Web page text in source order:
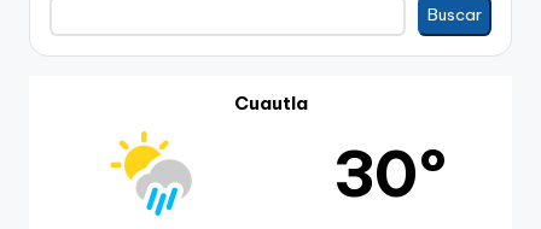
Buscar
Cuautla
30º